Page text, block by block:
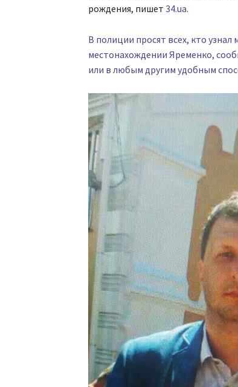
рождения, пишет 34.ua.
В полиции просят всех, кто
местонахождении Яременко,
или в любым другим удобным